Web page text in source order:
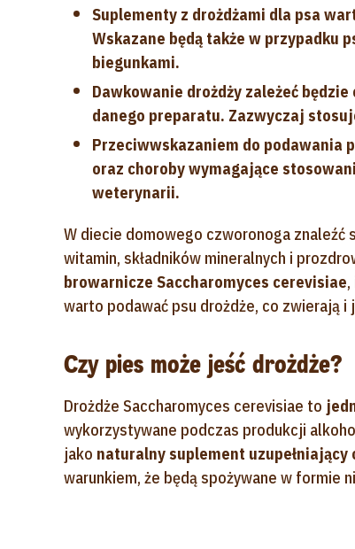
Suplementy z drożdżami dla psa
Wskazane będą także w przypadku
biegunkami.
Dawkowanie drożdży zależeć
danego preparatu. Zazwyczaj
Przeciwwskazaniem do podawania
oraz choroby wymagające
weterynarii.
W diecie domowego czworonoga znaleźć
witamin, składników mineralnych i
browarnicze Saccharomyces cerevisiae
warto podawać psu drożdże, co zwierają i
Czy pies może jeść drożdże?
Drożdże Saccharomyces cerevisiae to
wykorzystywane podczas produkcji
jako naturalny suplement
warunkiem, że będą spożywane w formie